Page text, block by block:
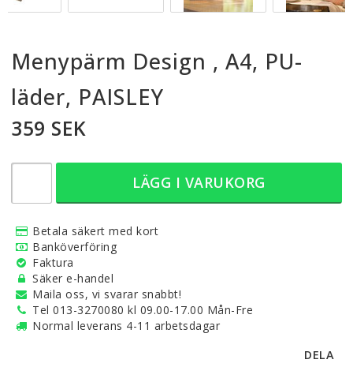
Menypärm Design , A4, PU-
läder, PAISLEY
359 SEK
LÄGG I VARUKORG
Betala säkert med kort
Banköverföring
Faktura
Säker e-handel
Maila oss, vi svarar snabbt!
Tel 013-3270080 kl 09.00-17.00 Mån-Fre
Normal leverans 4-11 arbetsdagar
DELA